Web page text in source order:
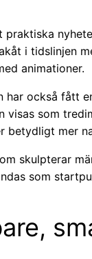
praktiska
i tidslinjen
animationer.
har också fått
visas som
betydligt mer
skulpterar
som